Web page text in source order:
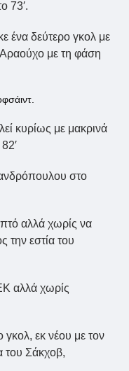
73′.
ένα δεύτερο γκολ με
με τη φάση
κυρίως με μακρινά
στο
αλλά χωρίς να
την εστία του
αλλά χωρίς
γκολ, εκ νέου με τον
του Σάκχοβ,